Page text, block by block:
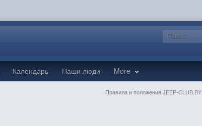
Календарь Наши люди More
Правила и положения JEEP-CLUB.BY